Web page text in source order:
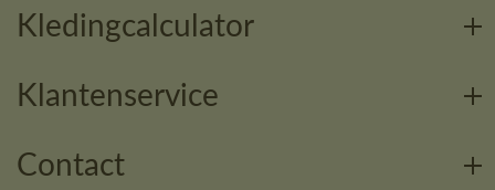
Kledingcalculator
Klantenservice
Contact